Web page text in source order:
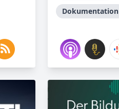
Dokumentation